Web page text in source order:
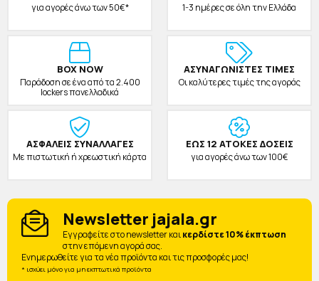
για αγορές άνω των 50€* 1-3 ημέρες σε όλη την Ελλάδα
BOX NOW
Παράδοση σε ένα από τα 2.400
lockers πανελλαδικά
ΑΣΥΝΑΓΩΝΙΣΤΕΣ ΤΙΜΕΣ
Οι καλύτερες τιμές της αγοράς
ΑΣΦΑΛΕΙΣ ΣΥΝΑΛΛΑΓΕΣ
Με πιστωτική ή χρεωστική κάρτα
ΕΩΣ 12 ΑΤΟΚΕΣ ΔΟΣΕΙΣ
για αγορές άνω των 100€
Newsletter jajala.gr
Eγγραφείτε στο newsletter καικερδίστε 10% έκπτωση
στην επόμενη αγορά σας.
Ενημερωθείτε για τα νέα προϊόντα και τις προσφορές μας!
* ισχύει μόνο για μη εκπτωτικά προϊόντα